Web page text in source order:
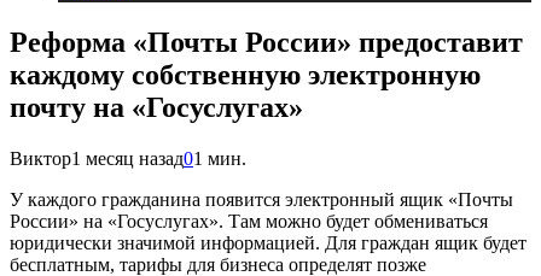
Реформа «Почты России» предоставит
каждому собственную электронную
почту на «Госуслугах»
Виктор1 месяц назад01 мин.
У каждого гражданина появится электронный ящик «Почты
России» на «Госуслугах». Там можно будет обмениваться
юридически значимой информацией. Для граждан ящик будет
бесплатным, тарифы для бизнеса определят позже